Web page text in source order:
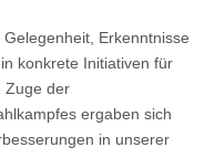
Erkenntnisse
konkrete Initiativen für
Zuge der
ergaben sich
in unserer